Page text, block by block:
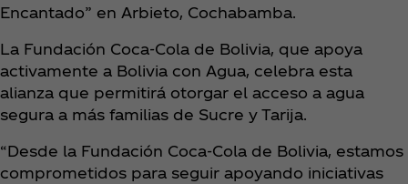
Encantado” en Arbieto, Cochabamba.
La Fundación Coca‑Cola de Bolivia, que apoya
activamente a Bolivia con Agua, celebra esta
alianza que permitirá otorgar el acceso a agua
segura a más familias de Sucre y Tarija.
“Desde la Fundación Coca‑Cola de Bolivia, estamos
comprometidos para seguir apoyando iniciativas